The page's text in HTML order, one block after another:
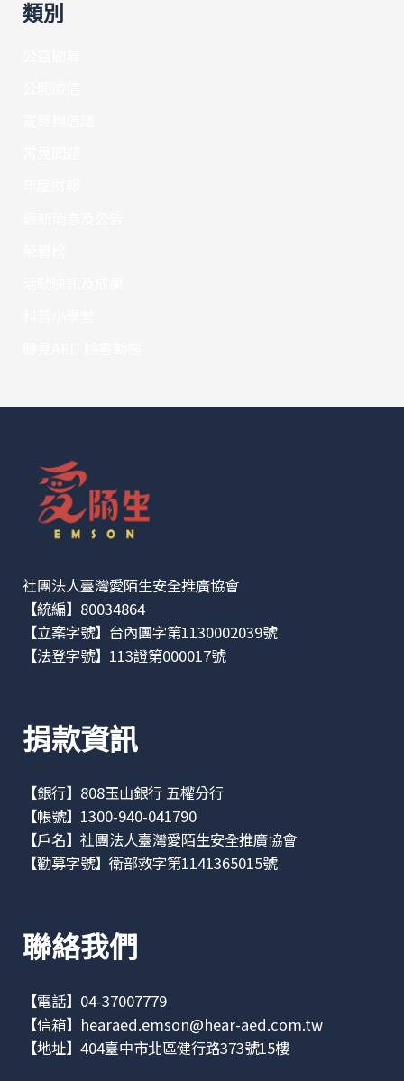
類別
社團法人臺灣愛陌生安全推廣協會
【統編】80034864
【立案字號】台內團字第1130002039號
【法登字號】113證第000017號
捐款資訊
【銀行】808玉山銀行 五權分行
【帳號】1300-940-041790
【戶名】社團法人臺灣愛陌生安全推廣協會
【勸募字號】衛部救字第1141365015號
聯絡我們
【電話】04-37007779
【信箱】 hearaed.emson@hear-aed.com.tw
【地址】 404臺中市北區健行路373號15樓